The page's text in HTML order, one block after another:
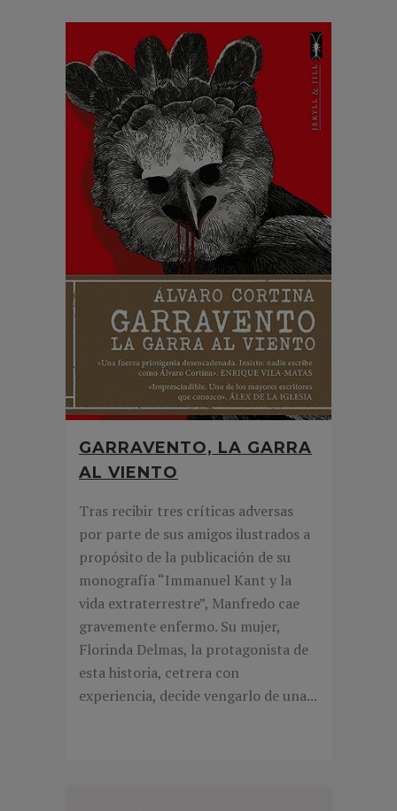
GARRAVENTO, LA GARRA
AL VIENTO
Tras recibir tres críticas adversas
por parte de sus amigos ilustrados a
propósito de la publicación de su
monografía “Immanuel Kant y la
vida extraterrestre”, Manfredo cae
gravemente enfermo. Su mujer,
Florinda Delmas, la protagonista de
esta historia, cetrera con
experiencia, decide vengarlo de una...